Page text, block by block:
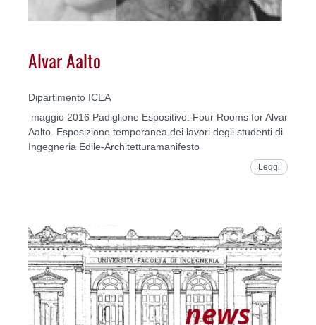
Alvar Aalto
Dipartimento ICEA
maggio 2016 Padiglione Espositivo: Four Rooms for Alvar
Aalto. Esposizione temporanea dei lavori degli studenti di
Ingegneria Edile-Architetturamanifesto
Leggi